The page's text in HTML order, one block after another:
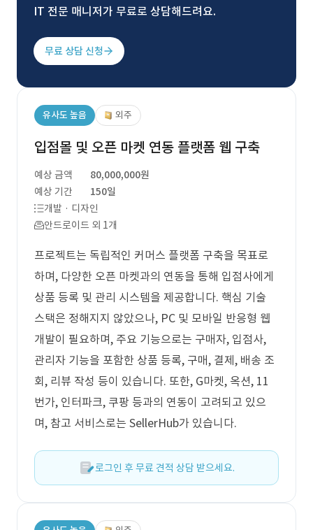
IT 전문 매니저가 무료로 상담해드려요.
무료 상담 신청
유사도 높음 외주
입점몰 및 오픈 마켓 연동 플랫폼 웹 구축
예상 금액
80,000,000원
예상 기간
150일
개발 · 디자인
안드로이드 외 1개
프로젝트는 독립적인 커머스 플랫폼 구축을 목표로
하며, 다양한 오픈 마켓과의 연동을 통해 입점사에게
상품 등록 및 관리 시스템을 제공합니다. 핵심 기술
스택은 정해지지 않았으나, PC 및 모바일 반응형 웹
개발이 필요하며, 주요 기능으로는 구매자, 입점사,
관리자 기능을 포함한 상품 등록, 구매, 결제, 배송 조
회, 리뷰 작성 등이 있습니다. 또한, G마켓, 옥션, 11
번가, 인터파크, 쿠팡 등과의 연동이 고려되고 있으
며, 참고 서비스로는 SellerHub가 있습니다.
로그인 후 무료 견적 상담 받으세요.